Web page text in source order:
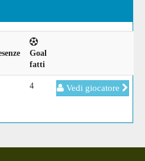
Goal
fatti
4 Vedi giocatore